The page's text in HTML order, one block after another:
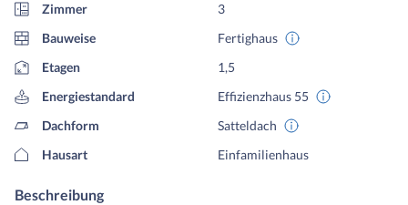
Zimmer
3
Bauweise
Fertighaus
Etagen
1,5
Energiestandard
Effizienzhaus 55
Dachform
Satteldach
Hausart
Einfamilienhaus
Beschreibung